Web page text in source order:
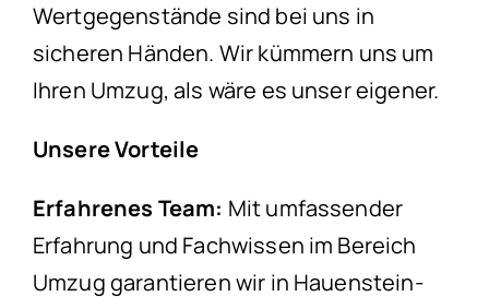
Wertgegenstände sind bei uns in
sicheren Händen. Wir kümmern uns um
Ihren Umzug, als wäre es unser eigener.
Unsere Vorteile
Erfahrenes Team: Mit umfassender
Erfahrung und Fachwissen im Bereich
Umzug garantieren wir in Hauenstein-